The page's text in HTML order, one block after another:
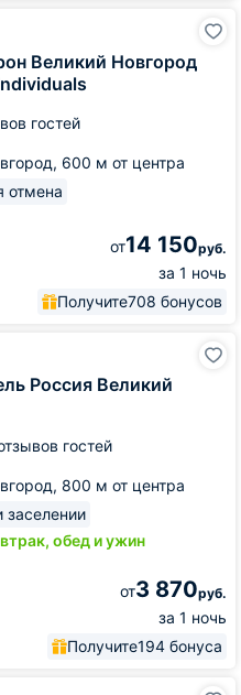
Великий Новгород
гостей
600 м от центра
отмена
от14 150руб.
за 1 ночь
Получите708 бонусов
Россия Великий
гостей
800 м от центра
заселении
обед и ужин
от3 870руб.
за 1 ночь
Получите194 бонуса